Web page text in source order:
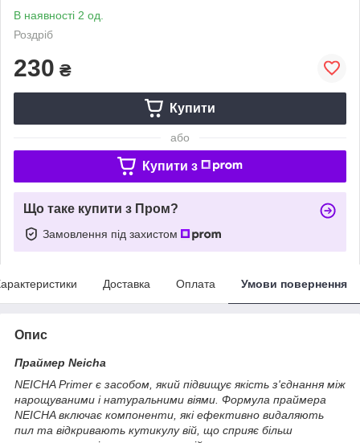
В наявності 2 од.
Роздріб
230 ₴
Купити
або
Купити з
Що таке купити з Пром?
Замовлення під захистом
Доставка Оплата Умови повернення
Опис
Праймер Neicha
NEICHA Primer є засобом, який підвищує якість з'єднання між
нарощуваними і натуральними віями. Формула праймера
NEICHA включає компоненти, які ефективно видаляють
пил та відкривають кутикулу вій, що сприяє більш